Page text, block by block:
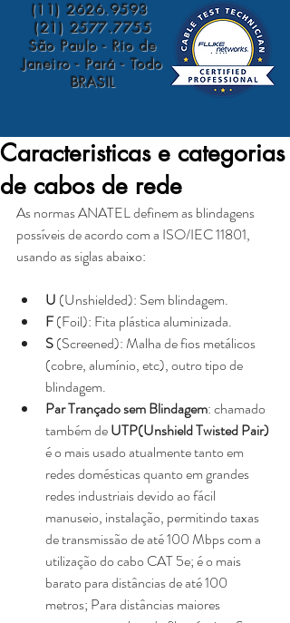
(11) 2626.9593
(21) 2577.7755
São Paulo - Rio de
Janeiro - Pará - Todo
BRASIL
Caracteristicas e categorias
de cabos de rede
As normas ANATEL definem as blindagens
possíveis de acordo com a ISO/IEC 11801,
usando as siglas abaixo:
U (Unshielded): Sem blindagem.
F (Foil): Fita plástica aluminizada.
S (Screened): Malha de fios metálicos
(cobre, alumínio, etc), outro tipo de
blindagem.
Par Trançado sem Blindagem: chamado
também de UTP(Unshield Twisted Pair)
é o mais usado atualmente tanto em
redes domésticas quanto em grandes
redes industriais devido ao fácil
manuseio, instalação, permitindo taxas
de transmissão de até 100 Mbps com a
utilização do cabo CAT 5e; é o mais
barato para distâncias de até 100
metros; Para distâncias maiores